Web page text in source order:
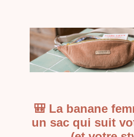
🎒 La banane
un sac qui suit